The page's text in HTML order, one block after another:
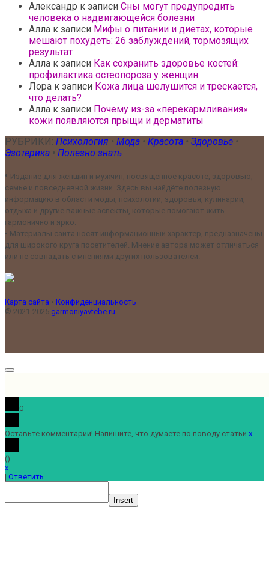
Александр к записи Сны могут предупредить
человека о надвигающейся болезни
Алла к записи Мифы о питании и диетах, которые
мешают похудеть: 26 заблуждений, тормозящих
результат
Алла к записи Как сохранить здоровье костей:
профилактика остеопороза у женщин
Лора к записи Кожа лица шелушится и трескается,
что делать?
Алла к записи Почему из-за «перекармливания»
кожи появляются прыщи и дерматиты
РУБРИКИ: Психология • Мода • Красота • Здоровье •
Эзотерика • Полезно знать
• Издание для женщин и мужчин, посвящённое красоте, здоровью,
семье и повседневной жизни. Здесь вы найдёте полезную
информацию в области моды, психологии, здоровья, кулинарии,
отдыха и другие важные аспекты, которые помогают жить
гармонично и ярко.
• Материалы сайта носят информационный характер, предназначены
для широкого круга посетителей. Мнение автора может отличаться
или не совпадать с мнениями других пользователей.
Карта сайта • Конфиденциальность
© 2021-2025 garmoniyavtebe.ru
0
Оставьте комментарий! Напишите, что думаете по поводу статьи.x
()
x
| Ответить
Insert